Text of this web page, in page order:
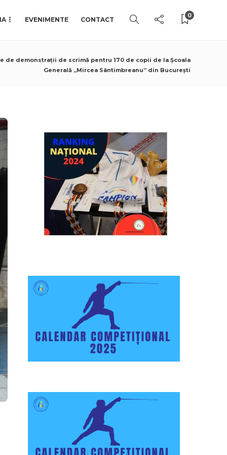
EVENIMENTE CONTACT
0
de demonstrații de scrimă pentru 170 de copii de la Școala
Generală „Mircea Sântimbreanu” din București